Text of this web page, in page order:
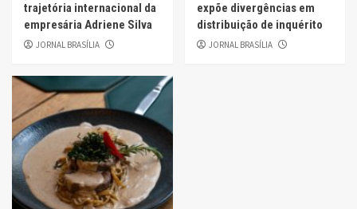
trajetória internacional da
empresária Adriene Silva
JORNAL BRASÍLIA
expõe divergências em
distribuição de inquérito
JORNAL BRASÍLIA